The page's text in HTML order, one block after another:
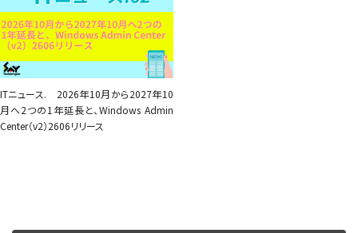
ITニュース. 2026年10月から2027年10
月へ2つの1年延長と、Windows Admin
Center（v2）2606リリース